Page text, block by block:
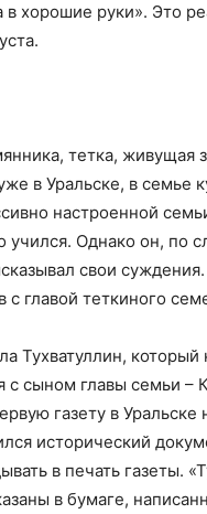
хорошие руки». Это
тетка, живущая
в Уральске, в семье
настроенной
Однако он, по
свои
главой теткиного
Тухватуллин,
сыном главы семьи –
газету в Уральске
исторический
в печать газеты.
в бумаге,